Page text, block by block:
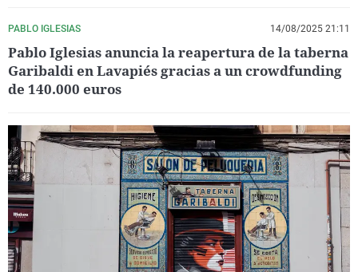
PABLO IGLESIAS 14/08/2025 21:11
Pablo Iglesias anuncia la reapertura de la taberna
Garibaldi en Lavapiés gracias a un crowdfunding
de 140.000 euros